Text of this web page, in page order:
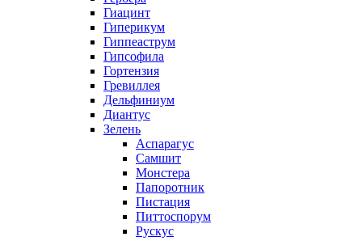
Гиацинт
Гиперикум
Гиппеаструм
Гипсофила
Гортензия
Гревиллея
Дельфиниум
Диантус
Зелень
Аспарагус
Самшит
Монстера
Папоротник
Пистация
Питтоспорум
Рускус